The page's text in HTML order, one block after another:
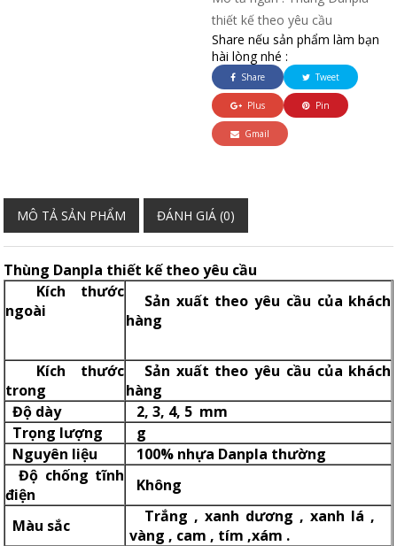
thiết kế theo yêu cầu
Share nếu sản phẩm làm bạn
hài lòng nhé :
Share Tweet
Plus Pin
Gmail
MÔ TẢ SẢN PHẨM ĐÁNH GIÁ (0)
Thùng Danpla thiết kế theo yêu cầu
Kích thước
ngoài
Sản xuất theo yêu cầu của khách
hàng
Kích thước
trong
Sản xuất theo yêu cầu của khách
hàng
Độ dày
2, 3, 4, 5 mm
Trọng lượng
g
Nguyên liệu
100% nhựa Danpla thường
Độ chống tĩnh
điện
Không
Màu sắc
Trắng , xanh dương , xanh lá ,
vàng , cam , tím ,xám .